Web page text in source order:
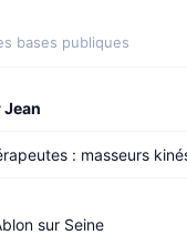
bases publiques
: masseurs
sur Seine